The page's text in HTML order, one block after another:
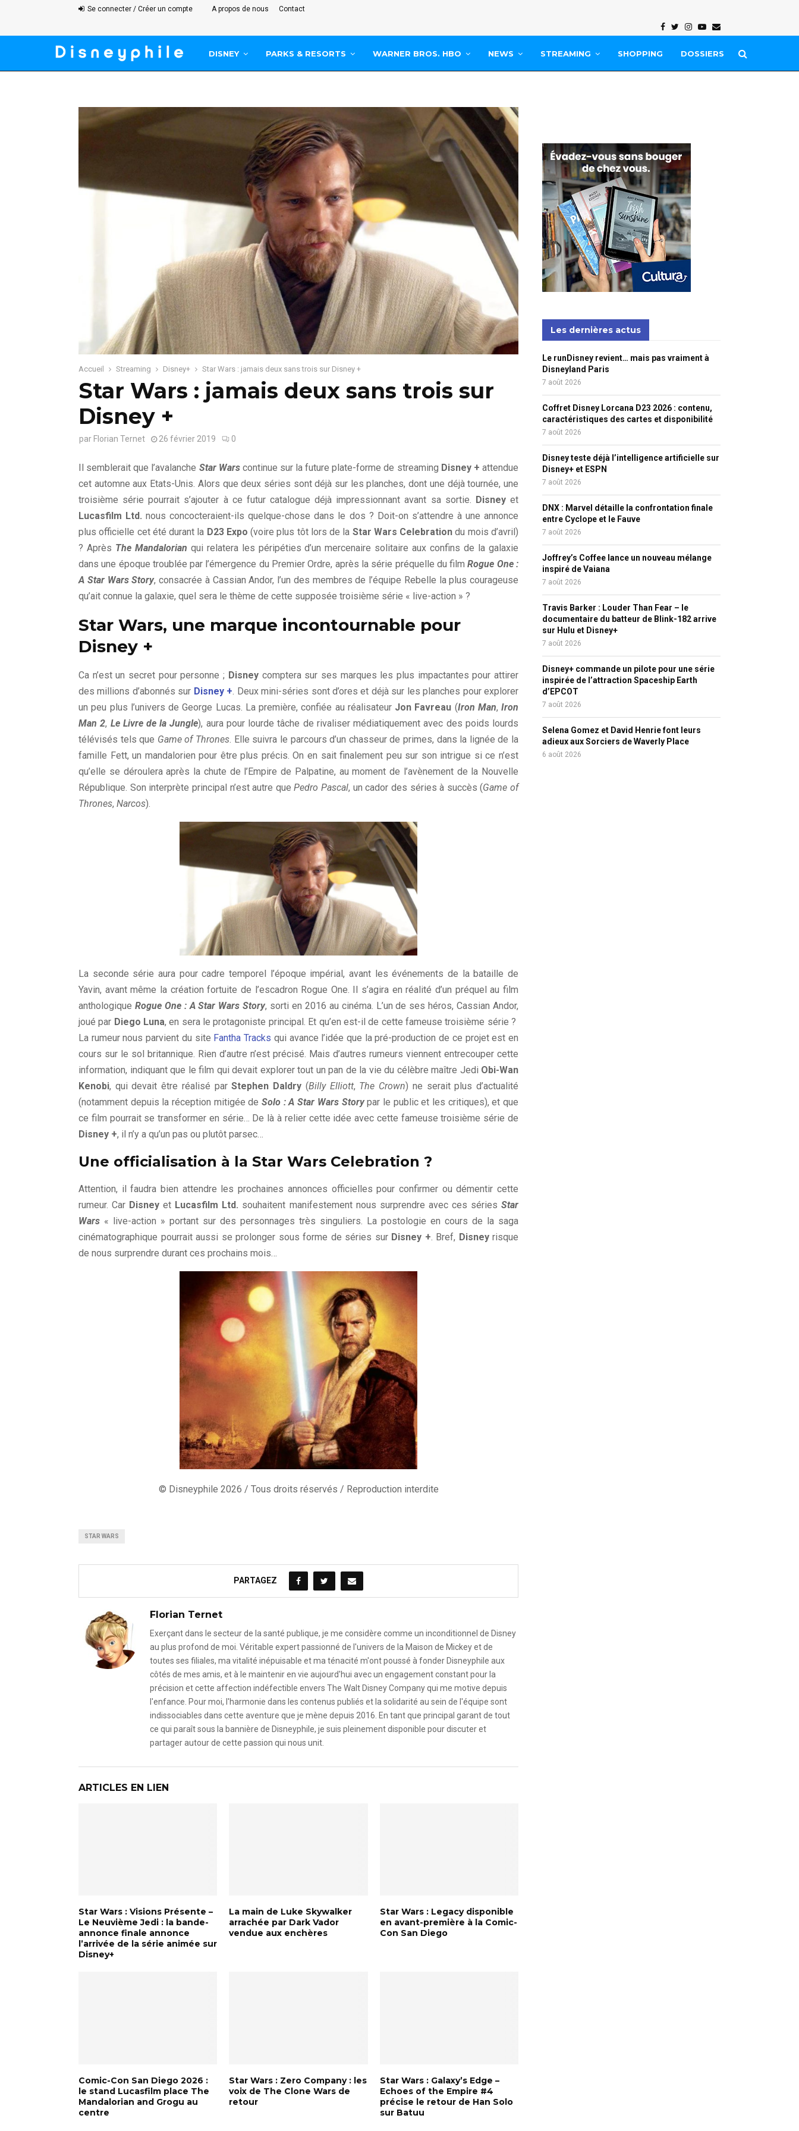
Se connecter / Créer un compte A propos de nous Contact
Facebook
Twitter
Instagram
Youtube
Email
DISNEY PARKS & RESORTS WARNER BROS. HBO NEWS STREAMING SHOPPING DOSSIERS
Accueil Streaming Disney+ Star Wars : jamais deux sans trois sur Disney +
Star Wars : jamais deux sans trois sur
Disney +
par Florian Ternet 26 février 2019 0
Il semblerait que l’avalanche Star Warscontinue sur la future plate-forme de streaming Disney + attendue
cet automne aux Etats-Unis. Alors que deux séries sont déjà sur les planches, dont une déjà tournée, une
troisième série pourrait s’ajouter à ce futur catalogue déjà impressionnant avant sa sortie. Disneyet
Lucasfilm Ltd. nous concocteraient-ils quelque-chose dans le dos ? Doit-on s’attendre à une annonce
plus officielle cet été durant la D23 Expo (voire plus tôt lors de la Star Wars Celebration du mois d’avril)
? Après The Mandalorian qui relatera les péripéties d’un mercenaire solitaire aux confins de la galaxie
dans une époque troublée par l’émergence du Premier Ordre, après la série préquelle du filmRogue One :
A Star Wars Story, consacrée à Cassian Andor, l’un des membres de l’équipe Rebelle la plus courageuse
qu’ait connue la galaxie, quel sera le thème de cette supposée troisième série « live-action » ?
Star Wars, une marque incontournable pour
Disney +
Ca n’est un secret pour personne ; Disneycomptera sur ses marques les plus impactantes pour attirer
des millions d’abonnés sur Disney +. Deux mini-séries sont d’ores et déjà sur les planches pour explorer
un peu plus l’univers de George Lucas. La première, confiée au réalisateur Jon Favreau (Iron Man, Iron
Man 2, Le Livre de la Jungle), aura pour lourde tâche de rivaliser médiatiquement avec des poids lourds
télévisés tels que Game of Thrones. Elle suivra le parcours d’un chasseur de primes, dans la lignée de la
famille Fett, un mandalorien pour être plus précis. On en sait finalement peu sur son intrigue si ce n’est
qu’elle se déroulera après la chute de l’Empire de Palpatine, au moment de l’avènement de la Nouvelle
République. Son interprète principal n’est autre quePedro Pascal, un cador des séries à succès (Game of
Thrones, Narcos).
La seconde série aura pour cadre temporel l’époque impérial, avant les événements de la bataille de
Yavin, avant même la création fortuite de l’escadron Rogue One. Il s’agira en réalité d’un préquel au film
anthologique Rogue One : A Star Wars Story, sorti en 2016 au cinéma. L’un de ses héros, Cassian Andor,
joué par Diego Luna, en sera le protagoniste principal. Et qu’en est-il de cette fameuse troisième série ?
La rumeur nous parvient du site Fantha Tracks qui avance l’idée que la pré-production de ce projet est en
cours sur le sol britannique. Rien d’autre n’est précisé. Mais d’autres rumeurs viennent entrecouper cette
information, indiquant que le film qui devait explorer tout un pan de la vie du célèbre maître Jedi Obi-Wan
Kenobi, qui devait être réalisé parStephen Daldry (Billy Elliott, The Crown) ne serait plus d’actualité
(notamment depuis la réception mitigée deSolo : A Star Wars Story par le public et les critiques), et que
ce film pourrait se transformer en série… De là à relier cette idée avec cette fameuse troisième série de
Disney +, il n’y a qu’un pas ou plutôt parsec…
Une officialisation à la Star Wars Celebration ?
Attention, il faudra bien attendre les prochaines annonces officielles pour confirmer ou démentir cette
rumeur. Car Disney et Lucasfilm Ltd. souhaitent manifestement nous surprendre avec ces sériesStar
Wars « live-action » portant sur des personnages très singuliers. La postologie en cours de la saga
cinématographique pourrait aussi se prolonger sous forme de séries sur Disney +. Bref, Disneyrisque
de nous surprendre durant ces prochains mois…
© Disneyphile 2026 / Tous droits réservés / Reproduction interdite
STAR WARS
PARTAGEZ
Florian Ternet
Exerçant dans le secteur de la santé publique, je me considère comme un inconditionnel de Disney
au plus profond de moi. Véritable expert passionné de l'univers de la Maison de Mickey et de
toutes ses filiales, ma vitalité inépuisable et ma ténacité m'ont poussé à fonder Disneyphile aux
côtés de mes amis, et à le maintenir en vie aujourd'hui avec un engagement constant pour la
précision et cette affection indéfectible envers The Walt Disney Company qui me motive depuis
l'enfance. Pour moi, l'harmonie dans les contenus publiés et la solidarité au sein de l'équipe sont
indissociables dans cette aventure que je mène depuis 2016. En tant que principal garant de tout
ce qui paraît sous la bannière de Disneyphile, je suis pleinement disponible pour discuter et
partager autour de cette passion qui nous unit.
ARTICLES EN LIEN
Star Wars : Visions Présente –
Le Neuvième Jedi : la bande-
annonce finale annonce
l’arrivée de la série animée sur
Disney+
La main de Luke Skywalker
arrachée par Dark Vador
vendue aux enchères
Star Wars : Legacy disponible
en avant-première à la Comic-
Con San Diego
Comic-Con San Diego 2026 :
le stand Lucasfilm place The
Mandalorian and Grogu au
centre
Star Wars : Zero Company : les
voix de The Clone Wars de
retour
Star Wars : Galaxy’s Edge –
Echoes of the Empire #4
précise le retour de Han Solo
sur Batuu
Les dernières actus
Le runDisney revient… mais pas vraiment à
Disneyland Paris
7 août 2026
Coffret Disney Lorcana D23 2026 : contenu,
caractéristiques des cartes et disponibilité
7 août 2026
Disney teste déjà l’intelligence artificielle sur
Disney+ et ESPN
7 août 2026
DNX : Marvel détaille la confrontation finale
entre Cyclope et le Fauve
7 août 2026
Joffrey’s Coffee lance un nouveau mélange
inspiré de Vaiana
7 août 2026
Travis Barker : Louder Than Fear – le
documentaire du batteur de Blink-182 arrive
sur Hulu et Disney+
7 août 2026
Disney+ commande un pilote pour une série
inspirée de l’attraction Spaceship Earth
d’EPCOT
7 août 2026
Selena Gomez et David Henrie font leurs
adieux aux Sorciers de Waverly Place
6 août 2026